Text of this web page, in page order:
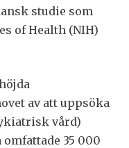
studie som
of Health (NIH)
av att uppsöka
vård)
35 000